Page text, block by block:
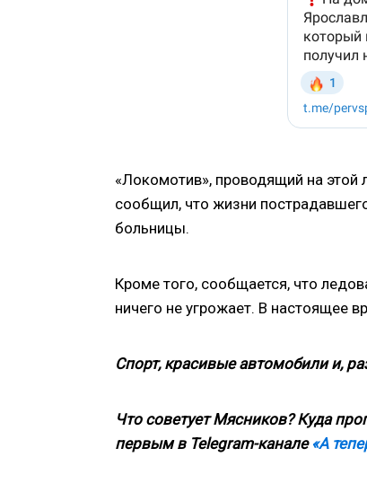
«Локомотив», проводящий на этой
сообщил, что жизни
больницы.
Кроме того, сообщается, что
ничего не угрожает. В настоящее
Спорт, красивые автомобили и,
Что советует Мясников? Куда
первым в Telegram-канале «А